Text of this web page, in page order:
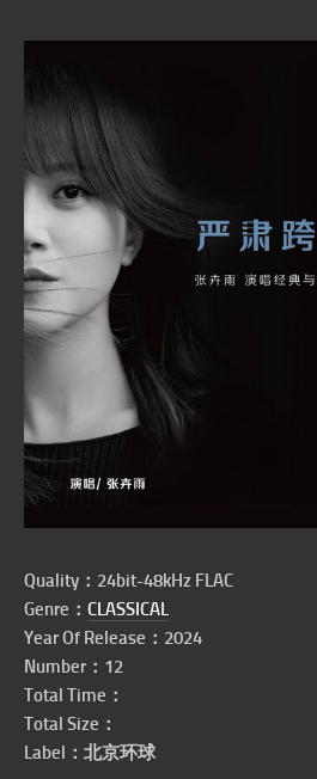
Quality：24bit-48kHz FLAC
Genre： CLASSICAL
Year Of Release：2024
Number：12
Total Time：
Total Size：
Label：北京环球